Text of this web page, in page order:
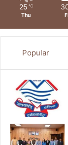
25 ℃
Thu
Popular